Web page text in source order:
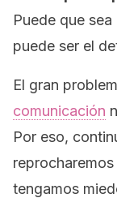
Puede que
puede ser el
El gran
comunicación
Por eso,
tengamos